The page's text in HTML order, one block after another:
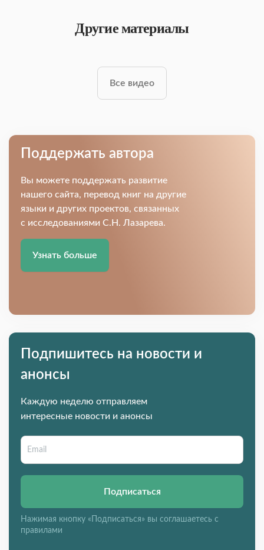
Другие материалы
Все видео
Поддержать автора
Вы можете поддержать развитие
нашего сайта, перевод книг на другие
языки и других проектов, связанных
с исследованиями С.Н. Лазарева.
Узнать больше
Подпишитесь на новости и
анонсы
Каждую неделю отправляем
интересные новости и анонсы
Подписаться
Нажимая кнопку «Подписаться» вы соглашаетесь с
правилами